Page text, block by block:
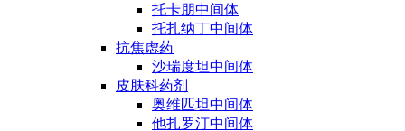
托卡朋中间体
托扎纳丁中间体
抗焦虑药
沙瑞度坦中间体
皮肤科药剂
奥维匹坦中间体
他扎罗汀中间体